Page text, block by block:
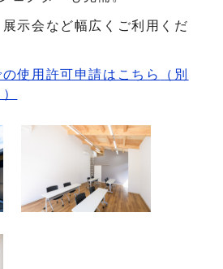
示会など幅広くご利用くだ
使用許可申請はこちら （別